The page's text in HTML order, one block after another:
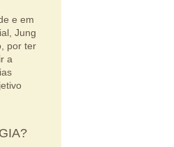
e em
Jung
por ter
a